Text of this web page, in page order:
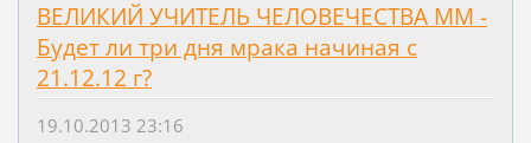
ВЕЛИКИЙ УЧИТЕЛЬ ЧЕЛОВЕЧЕСТВА ММ -
Будет ли три дня мрака начиная с
21.12.12 г?
19.10.2013 23:16